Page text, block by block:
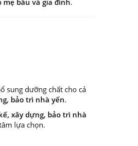
bầu và gia đình.
sung dưỡng chất cho cả
bảo trì nhà yến.
xây dựng, bảo trì nhà
lựa chọn.